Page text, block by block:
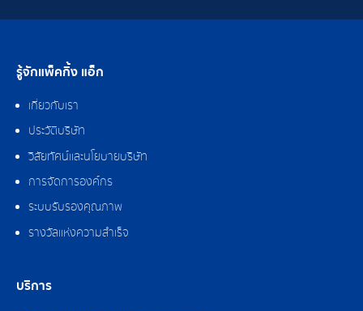
รู้จักแพ็คกิ้ง แอ็ก
เกี่ยวกับเรา
ประวัติบริษัท
วิสัยทัศน์และนโยบายบริษัท
การจัดการองค์กร
ระบบรับรองคุณภาพ
รางวัลแห่งความสำเร็จ
บริการ